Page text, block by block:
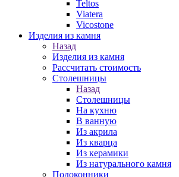
Teltos
Viatera
Vicostone
Изделия из камня
Назад
Изделия из камня
Рассчитать стоимость
Столешницы
Назад
Столешницы
На кухню
В ванную
Из акрила
Из кварца
Из керамики
Из натурального камня
Подоконники